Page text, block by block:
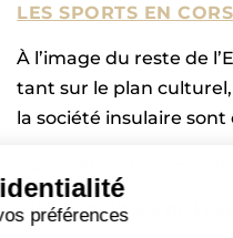
préférences
LES SPORTS EN
À l’image du reste de
tant sur le plan
la société insulaire sont
L’exposition présente
Visites guidées de